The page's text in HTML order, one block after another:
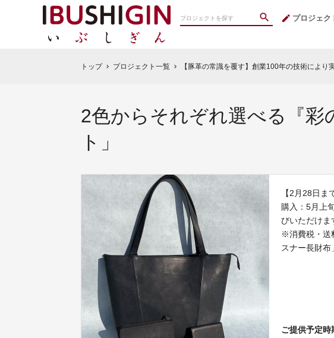
プロジェク
トップ chevron_right プロジェクト一覧 chevron_right 【豚革の常識を覆す】創業100年の技術によ
2色からそれぞれ選べる『彩
ト」
【2月28日
購入：5月上
びいただけま
※消費税・送
スナー長財
ご提供予定